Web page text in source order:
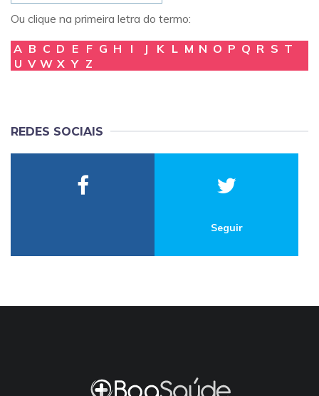
Ou clique na primeira letra do termo:
A B C D E F G H I J K L M N O P Q R S T
U V W X Y Z
REDES SOCIAIS
Seguir